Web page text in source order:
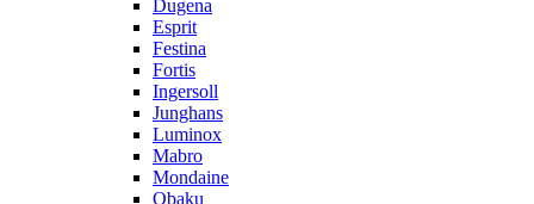
Dugena
Esprit
Festina
Fortis
Ingersoll
Junghans
Luminox
Mabro
Mondaine
Obaku